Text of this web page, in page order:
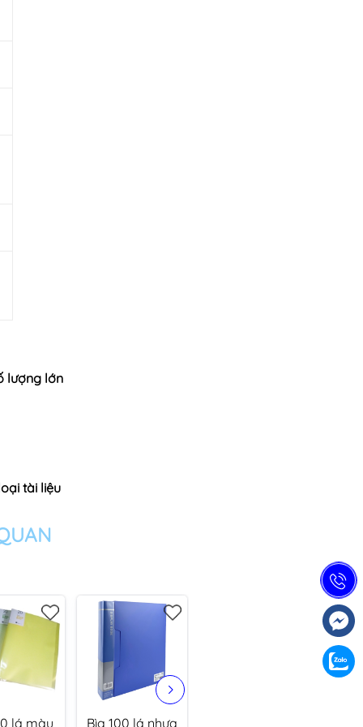
lượng lớn
tài liệu
lá màu
Bìa 100 lá nhựa